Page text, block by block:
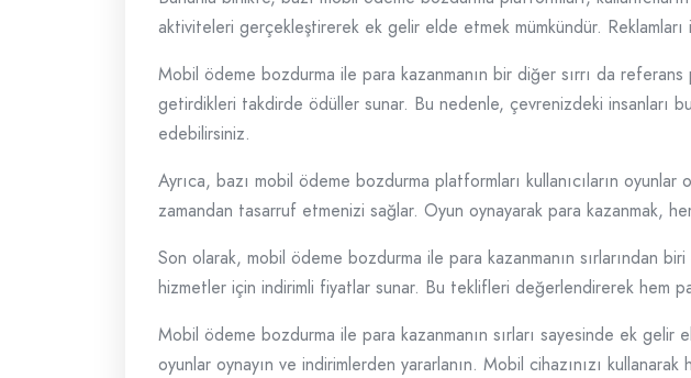
aktiviteleri gerçekleştirerek ek gelir elde etmek mümkündür.
Mobil ödeme bozdurma ile para kazanmanın bir diğer sırrı da
getirdikleri takdirde ödüller sunar. Bu nedenle, çevrenizdeki insanları
edebilirsiniz.
Ayrıca, bazı mobil ödeme bozdurma platformları kullanıcıların
zamandan tasarruf etmenizi sağlar. Oyun oynayarak para kazanmak,
Son olarak, mobil ödeme bozdurma ile para kazanmanın sırlarından
hizmetler için indirimli fiyatlar sunar. Bu teklifleri değerlendirerek hem
Mobil ödeme bozdurma ile para kazanmanın sırları sayesinde ek gelir
oyunlar oynayın ve indirimlerden yararlanın. Mobil cihazınızı